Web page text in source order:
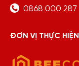
0868 000 287
ĐƠN VỊ THỰC HIỆN